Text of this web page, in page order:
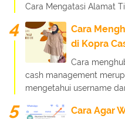
Cara Mengatasi Alamat
Cara
di Kopra
Cara
cash management
mengetahui username
Cara Agar